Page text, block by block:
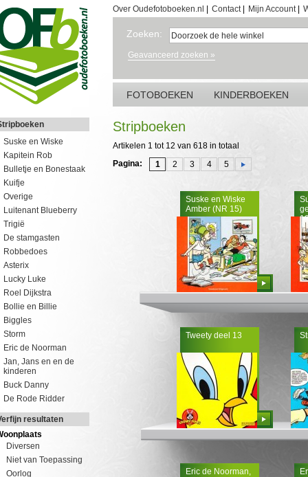
Over Oudefotoboeken.nl Contact| Mijn Account|
Zoeken:
Geavanceerd zoeken »
FOTOBOEKEN KINDERBOEKEN
Suske en Wiske
Kapitein Rob
Bulletje en Bonestaak
Kuifje
Overige
Luitenant Blueberry
Trigië
De stamgasten
Robbedoes
Asterix
Lucky Luke
Roel Dijkstra
Bollie en Billie
Biggles
Storm
Eric de Noorman
Jan, Jans en en de
kinderen
Buck Danny
De Rode Ridder
resultaten
Diversen
Niet van Toepassing
Oorlog
Stripboeken
Artikelen 1 tot 12 van 618 in totaal
Pagina:
1 2 3 4 5
Suske en Wiske
Amber (NR 15)
Bestellen
Tweety deel 13
Bestellen
Eric de Noorman,